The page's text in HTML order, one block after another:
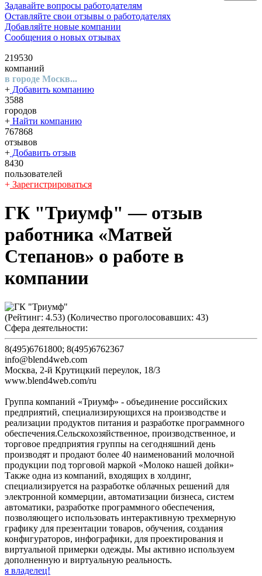
Задавайте вопросы работодателям
Оставляйте свои отзывы о работодателях
Добавляйте новые компании
Сообщения о новых отзывах
219530
компаний
в городе Москв...
+ Добавить компанию
3588
городов
+ Найти компанию
767868
отзывов
+ Добавить отзыв
8430
пользователей
+ Зарегистрироваться
ГК "Триумф" — отзыв
работника «Матвей
Степанов» о работе в
компании
(Рейтинг: 4.53) (Количество проголосовавших: 43)
Сфера деятельности:
8(495)6761800; 8(495)6762367
info@blend4web.com
Москва,
2-й Крутицкий переулок, 18/3
www.blend4web.com/ru
Группа компаний «Триумф» - объединение российских
предприятий, специализирующихся на производстве и
реализации продуктов питания и разработке программного
обеспечения.Сельскохозяйственное, производственное, и
торговое предприятия группы на сегодняшний день
производят и продают более 40 наименований молочной
продукции под торговой маркой «Молоко нашей дойки»
Также одна из компаний, входящих в холдинг,
специализируется на разработке облачных решений для
электронной коммерции, автоматизации бизнеса, систем
автоматики, разработке программного обеспечения,
позволяющего использовать интерактивную трехмерную
графику для презентации товаров, обучения, создания
конфигураторов, инфографики, для проектирования и
виртуальной примерки одежды. Мы активно используем
дополненную и виртуальную реальность.
я владелец!